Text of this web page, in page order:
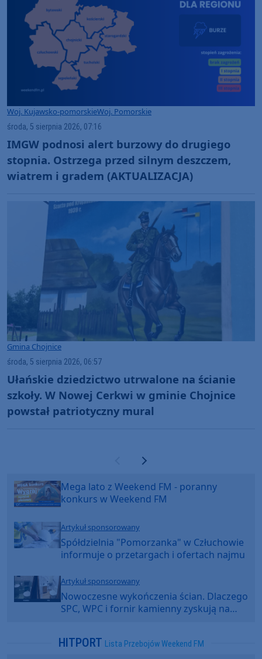
Woj. Kujawsko-pomorskieWoj. Pomorskie
środa, 5 sierpnia 2026, 07:16
IMGW podnosi alert burzowy do drugiego
stopnia. Ostrzega przed silnym deszczem,
wiatrem i gradem (AKTUALIZACJA)
Gmina Chojnice
środa, 5 sierpnia 2026, 06:57
Ułańskie dziedzictwo utrwalone na ścianie
szkoły. W Nowej Cerkwi w gminie Chojnice
powstał patriotyczny mural
Poprzednia strona
Następna strona
Mega lato z Weekend FM - poranny
konkurs w Weekend FM
Artykuł sponsorowany
Spółdzielnia "Pomorzanka" w Człuchowie
informuje o przetargach i ofertach najmu
Artykuł sponsorowany
Nowoczesne wykończenia ścian. Dlaczego
SPC, WPC i fornir kamienny zyskują na
HITPORT Lista Przebojów Weekend FM